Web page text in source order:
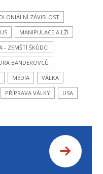
ZÁVISLOST
MANIPULACE A LŽI
- ZEMŠTÍ ŠKŮDCI
BANDEROVCŮ
MÉDIA
VÁLKA
PŘÍPRAVA VÁLKY USA